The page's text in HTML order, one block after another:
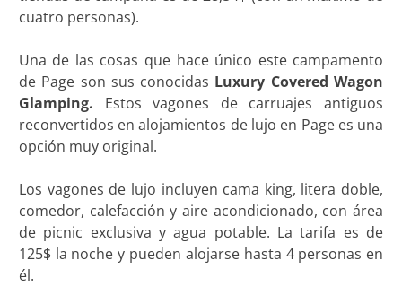
cuatro personas).
Una de las cosas que hace único este campamento
de Page son sus conocidas Luxury Covered Wagon
Glamping. Estos vagones de carruajes antiguos
reconvertidos en alojamientos de lujo en Page es una
opción muy original.
Los vagones de lujo incluyen cama king, litera doble,
comedor, calefacción y aire acondicionado, con área
de picnic exclusiva y agua potable. La tarifa es de
125$ la noche y pueden alojarse hasta 4 personas en
él.